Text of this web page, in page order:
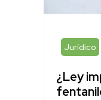
Jurídico
¿Ley